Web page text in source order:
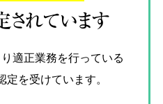
されています
適正業務を行っている
を受けています。